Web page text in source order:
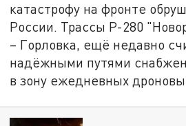
катастрофу на фронте
России. Трассы Р-280
– Горловка, ещё недавно
надёжными путями
в зону ежедневных